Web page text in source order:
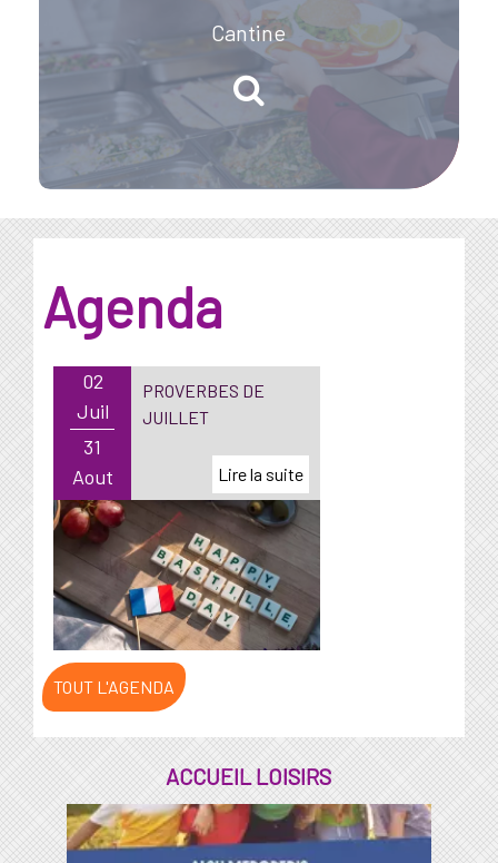
Cantine
Agenda
02
Juil
31
Aout
PROVERBES DE
JUILLET
TOUT L'AGENDA
ACCUEIL LOISIRS